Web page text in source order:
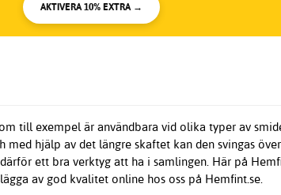
AKTIVERA 10% EXTRA →
till exempel är användbara vid olika typer av
med hjälp av det längre skaftet kan den svingas
ett bra verktyg att ha i samlingen. Här på
av god kvalitet online hos oss på Hemfint.se.